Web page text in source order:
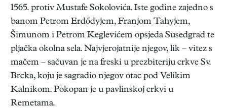
1565. protiv Mustafe Sokolovića. Iste godine zajedno s
banom Petrom Erdődyjem, Franjom Tahyjem,
Šimunom i Petrom Keglevićem opsjeda Susedgrad te
pljačka okolna sela. Najvjerojatnije njegov, lik – vitez s
mačem – sačuvan je na freski u prezbiteriju crkve Sv.
Brcka, koju je sagradio njegov otac pod Velikim
Kalnikom. Pokopan je u pavlinskoj crkvi u
Remetama.